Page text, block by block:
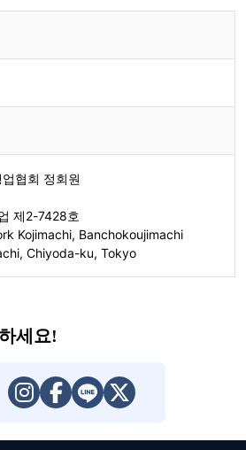
협회 정회원
제2-7428호
Kojimachi, Banchokoujimachi
Chiyoda-ku, Tokyo
세요!